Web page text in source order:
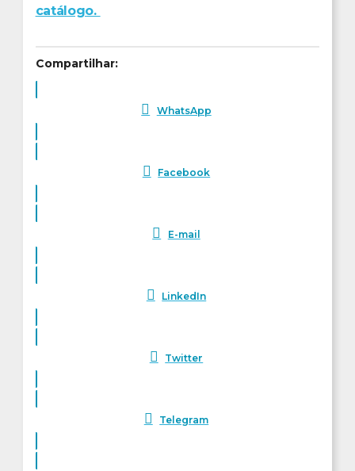
catálogo.
Compartilhar:
WhatsApp
Facebook
E-mail
LinkedIn
Twitter
Telegram